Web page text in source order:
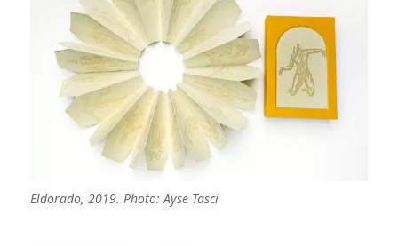
Eldorado, 2019. Photo: Ayse Tasci